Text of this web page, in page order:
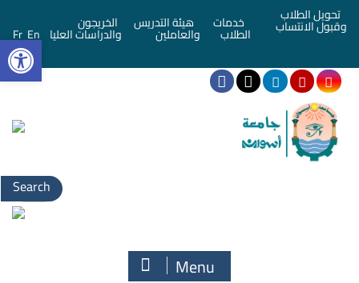
تحويل الطلاب
وقبول الانتساب خدمات
الطلاب
هيئة التدريس
والعاملين
الخريجون
والدراسات العليا En
Fr
Search
for:
Menu